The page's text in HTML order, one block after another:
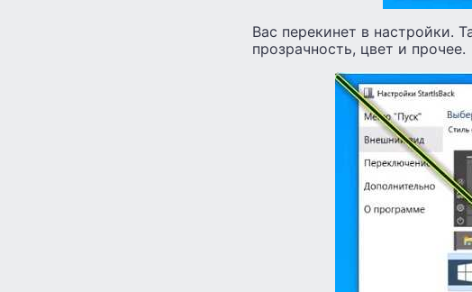
Вас перекинет в настройки.
прозрачность, цвет и прочее.